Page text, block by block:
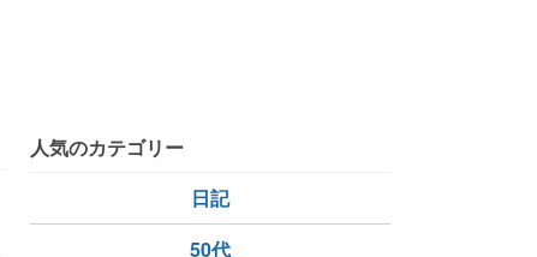
人気のカテゴリー
日記
50代